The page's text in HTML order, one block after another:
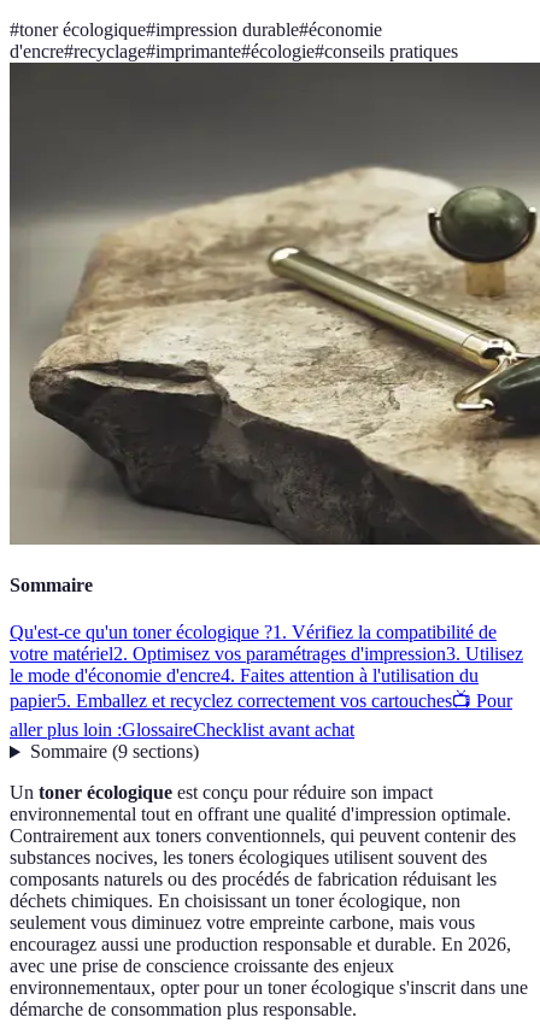
#toner écologique#impression durable#économie
d'encre#recyclage#imprimante#écologie#conseils pratiques
Sommaire
Qu'est-ce qu'un toner écologique ?1. Vérifiez la compatibilité de
votre matériel2. Optimisez vos paramétrages d'impression3. Utilisez
le mode d'économie d'encre4. Faites attention à l'utilisation du
papier5. Emballez et recyclez correctement vos cartouches📺 Pour
aller plus loin :GlossaireChecklist avant achat
Sommaire(9 sections)
Un toner écologique est conçu pour réduire son impact
environnemental tout en offrant une qualité d'impression optimale.
Contrairement aux toners conventionnels, qui peuvent contenir des
substances nocives, les toners écologiques utilisent souvent des
composants naturels ou des procédés de fabrication réduisant les
déchets chimiques. En choisissant un toner écologique, non
seulement vous diminuez votre empreinte carbone, mais vous
encouragez aussi une production responsable et durable. En 2026,
avec une prise de conscience croissante des enjeux
environnementaux, opter pour un toner écologique s'inscrit dans une
démarche de consommation plus responsable.